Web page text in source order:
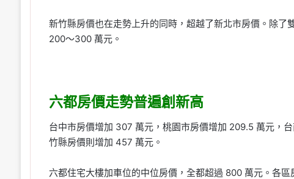
新竹縣房價也在走勢上升的同時，超越了新北市房價。除
200～300 萬元。
六都房價走勢普遍創新高
台中市房價增加 307 萬元，桃園市房價增加 209.5 萬元，
竹縣房價則增加 457 萬元。
六都住宅大樓加車位的中位房價，全都超過 800 萬元。各